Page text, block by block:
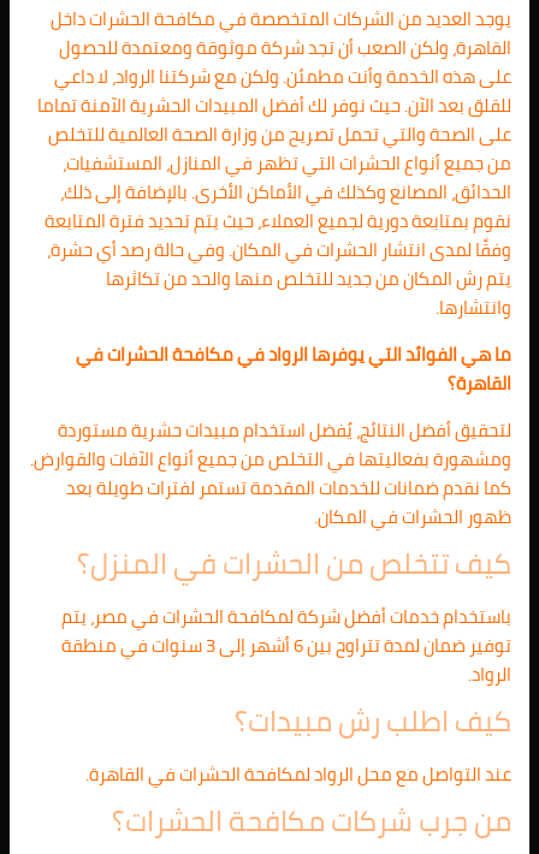
يوجد العديد من الشركات المتخصصة في مكافحة الحشرات داخل
القاهرة، ولكن الصعب أن تجد شركة موثوقة ومعتمدة للحصول
على هذه الخدمة وأنت مطمئن. ولكن مع شركتنا الرواد، لا داعي
للقلق بعد الآن. حيث نوفر لك أفضل المبيدات الحشرية الآمنة تماما
على الصحة والتي تحمل تصريح من وزارة الصحة العالمية للتخلص
من جميع أنواع الحشرات التي تظهر في المنازل، المستشفيات،
الحدائق، المصانع وكذلك في الأماكن الأخرى. بالإضافة إلى ذلك،
نقوم بمتابعة دورية لجميع العملاء، حيث يتم تحديد فترة المتابعة
وفقًا لمدى انتشار الحشرات في المكان. وفي حالة رصد أي حشرة،
يتم رش المكان من جديد للتخلص منها والحد من تكاثرها
وانتشارها.
ما هي الفوائد التي يوفرها الرواد في مكافحة الحشرات في
القاهرة؟
لتحقيق أفضل النتائج، يُفضل استخدام مبيدات حشرية مستوردة
ومشهورة بفعاليتها في التخلص من جميع أنواع الآفات والقوارض.
كما نقدم ضمانات للخدمات المقدمة تستمر لفترات طويلة بعد
ظهور الحشرات في المكان.
كيف تتخلص من الحشرات في المنزل؟
باستخدام خدمات أفضل شركة لمكافحة الحشرات في مصر، يتم
توفير ضمان لمدة تتراوح بين 6 أشهر إلى 3 سنوات في منطقة
الرواد.
كيف اطلب رش مبيدات؟
عند التواصل مع محل الرواد لمكافحة الحشرات في القاهرة.
من جرب شركات مكافحة الحشرات؟